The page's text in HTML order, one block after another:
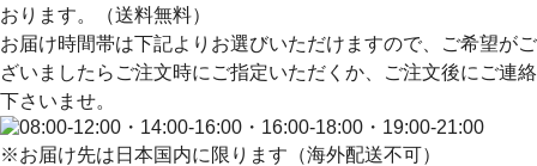
おります。（送料無料）
お届け時間帯は下記よりお選びいただけますので、ご希望がご
ざいましたらご注文時にご指定いただくか、ご注文後にご連絡
下さいませ。
※お届け先は日本国内に限ります（海外配送不可）